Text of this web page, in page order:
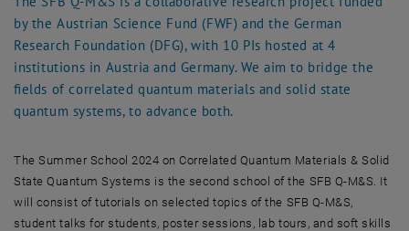
by the Austrian Science Fund (FWF) and the German
Research Foundation (DFG), with 10 PIs hosted at 4
institutions in Austria and Germany. We aim to bridge the
fields of correlated quantum materials and solid state
quantum systems, to advance both.
The Summer School 2024 on Correlated Quantum Materials & Solid
State Quantum Systems is the second school of the SFB Q-M&S. It
will consist of tutorials on selected topics of the SFB Q-M&S,
student talks for students, poster sessions, lab tours, and soft skills